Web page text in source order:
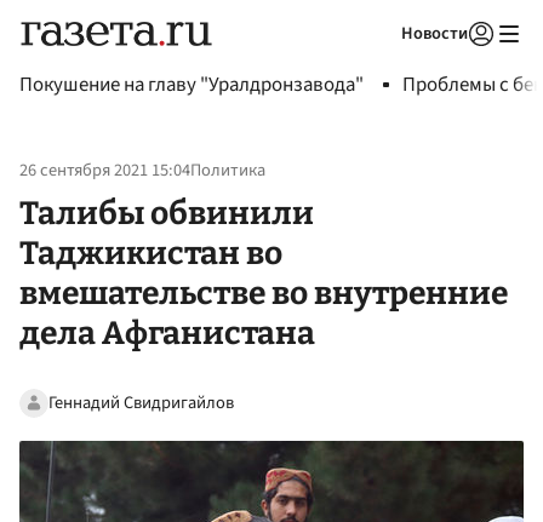
Новости
Покушение на главу "Уралдронзавода" Проблемы с
26 сентября 2021 15:04Политика
Талибы обвинили
Таджикистан во
вмешательстве во внутренние
дела Афганистана
Геннадий Свидригайлов